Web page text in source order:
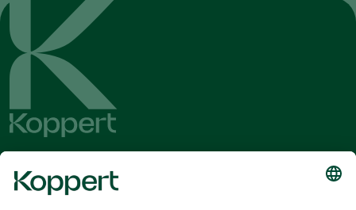
Ontvang het laatste nieuws en